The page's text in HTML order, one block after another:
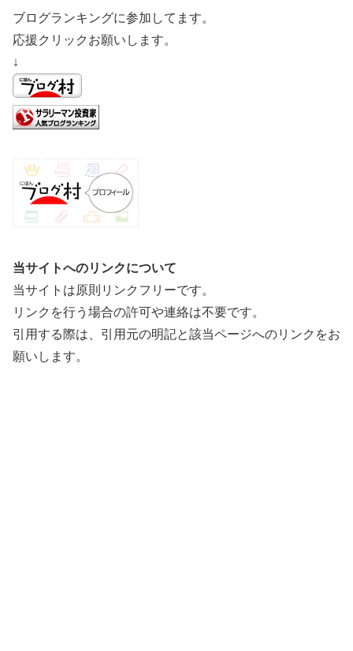
ブログランキングに参加してます。
応援クリックお願いします。
↓
当サイトへのリンクについて
当サイトは原則リンクフリーです。
リンクを行う場合の許可や連絡は不要です。
引用する際は、引用元の明記と該当ページへのリンクをお
願いします。